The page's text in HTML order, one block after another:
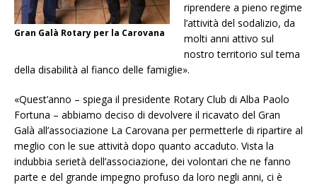
Gran Galà Rotary per la Carovana
riprendere a pieno regime
l’attività del sodalizio, da
molti anni attivo sul
nostro territorio sul tema
della disabilità al fianco delle famiglie».
«Quest’anno – spiega il presidente Rotary Club di Alba Paolo
Fortuna – abbiamo deciso di devolvere il ricavato del Gran
Galà all’associazione La Carovana per permetterle di ripartire al
meglio con le sue attività dopo quanto accaduto. Vista la
indubbia serietà dell’associazione, dei volontari che ne fanno
parte e del grande impegno profuso da loro negli anni, ci è